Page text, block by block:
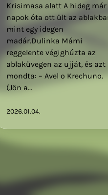
Krisimasa alatt A hideg már
napok óta ott ült az
mint egy idegen
madár.Dulinka Mámi
reggelente végighúzta az
ablaküvegen az ujját, és azt
mondta: – Avel o Krechuno.
(Jön a…
2026.01.04.